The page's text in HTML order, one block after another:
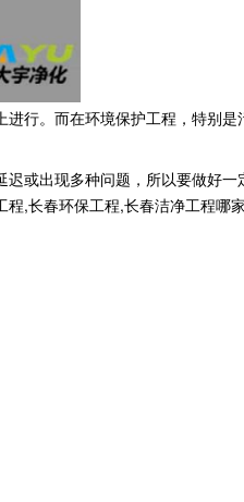
行。而在环境保护工程，特别
或出现多种问题，所以要做好一
,长春环保工程,长春洁净工程哪